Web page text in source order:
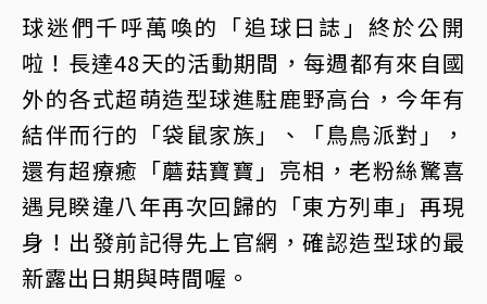
球迷們千呼萬喚的「追球日誌」終於公開
啦！長達48天的活動期間，每週都有來自國
外的各式超萌造型球進駐鹿野高台，今年有
結伴而行的「袋鼠家族」、「鳥鳥派對」，
還有超療癒「蘑菇寶寶」亮相，老粉絲驚喜
遇見睽違八年再次回歸的「東方列車」再現
身！出發前記得先上官網，確認造型球的最
新露出日期與時間喔。